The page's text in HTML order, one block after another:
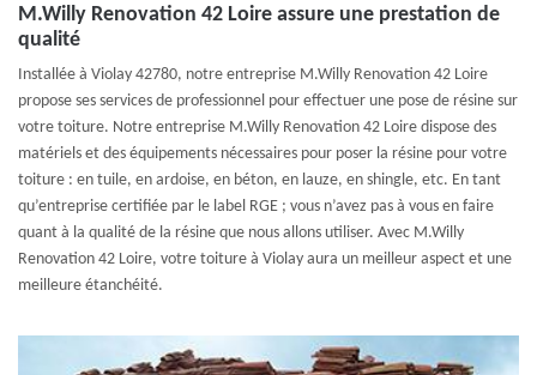
M.Willy Renovation 42 Loire assure une prestation de
qualité
Installée à Violay 42780, notre entreprise M.Willy Renovation 42 Loire
propose ses services de professionnel pour effectuer une pose de résine sur
votre toiture. Notre entreprise M.Willy Renovation 42 Loire dispose des
matériels et des équipements nécessaires pour poser la résine pour votre
toiture : en tuile, en ardoise, en béton, en lauze, en shingle, etc. En tant
qu’entreprise certifiée par le label RGE ; vous n’avez pas à vous en faire
quant à la qualité de la résine que nous allons utiliser. Avec M.Willy
Renovation 42 Loire, votre toiture à Violay aura un meilleur aspect et une
meilleure étanchéité.